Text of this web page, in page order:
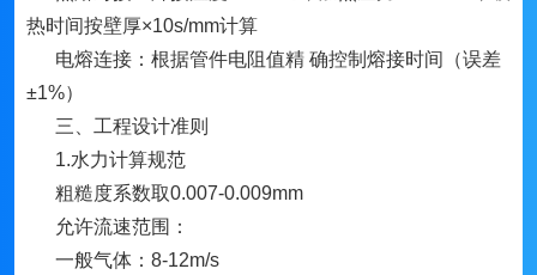
热时间按壁厚×10s/mm计算
电熔连接：根据管件电阻值精 确控制熔接时间（误差
±1%）
三、工程设计准则
1.水力计算规范
粗糙度系数取0.007-0.009mm
允许流速范围：
一般气体：8-12m/s